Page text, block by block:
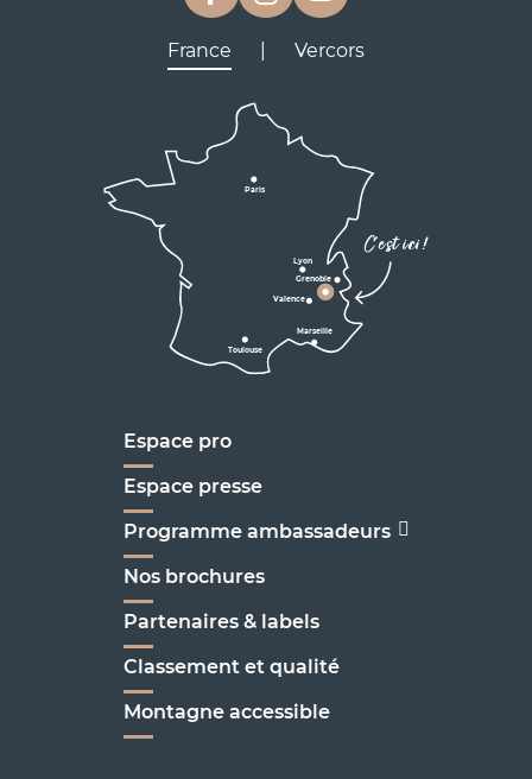
France Vercors
C'est ici !
Paris
Toulouse
Marseille
Lyon
Valence
Grenoble
D1075
D531
Valence
Lyon
Marseille
Espace pro
Espace presse
Programme ambassadeurs
Nos brochures
Partenaires & labels
Classement et qualité
Montagne accessible